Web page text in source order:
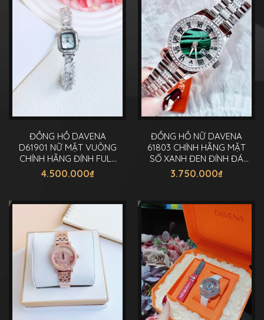
ĐỒNG HỒ DAVENA
D61901 NỮ MẶT VUÔNG
CHÍNH HÃNG ĐÍNH FULL
ĐÁ SWAROVSKI 24MM
4.500.000₫
ĐỒNG HỒ NỮ DAVENA
61803 CHÍNH HÃNG MẶT
SỐ XANH ĐEN ĐÍNH ĐÁ
34MM
3.750.000₫